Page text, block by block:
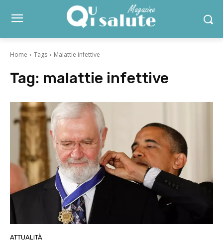
Home Tags Malattie infettive
Tag: malattie infettive
ATTUALITÀ